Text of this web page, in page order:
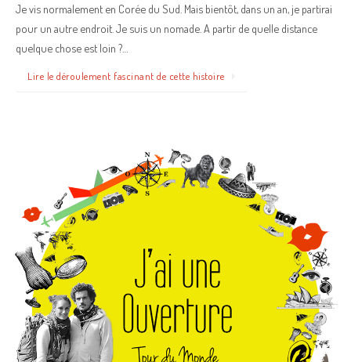
Je vis normalement en Corée du Sud. Mais bientôt, dans un an, je partirai
pour un autre endroit. Je suis un nomade. A partir de quelle distance
quelque chose est loin ?…
Lire le déroulement fascinant de cette histoire